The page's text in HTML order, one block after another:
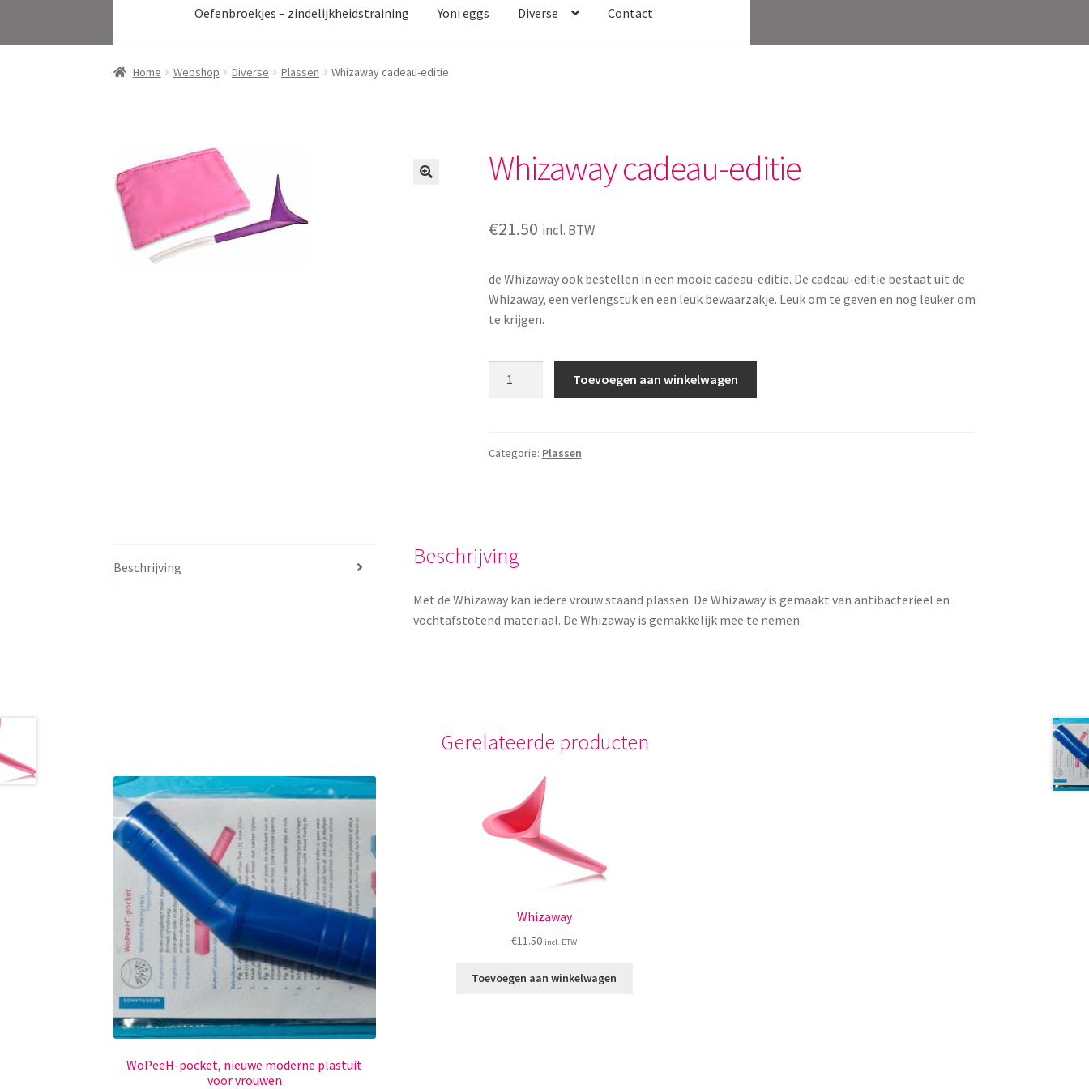
Oefenbroekjes – zindelijkheidstraining Yoni eggs Diverse Contact
Home Webshop Diverse Plassen Whizaway cadeau-editie
Whizaway cadeau-editie
€21.50 incl. BTW
de Whizaway ook bestellen in een mooie cadeau-editie. De cadeau-editie bestaat uit de
Whizaway, een verlengstuk en een leuk bewaarzakje. Leuk om te geven en nog leuker om
te krijgen.
Toevoegen aan winkelwagen
Categorie: Plassen
Beschrijving Beschrijving
Met de Whizaway kan iedere vrouw staand plassen. De Whizaway is gemaakt van antibacterieel en
vochtafstotend materiaal. De Whizaway is gemakkelijk mee te nemen.
Gerelateerde producten
WoPeeH-pocket, nieuwe moderne plastuit
voor vrouwen
Whizaway
€11.50 incl. BTW
Toevoegen aan winkelwagen